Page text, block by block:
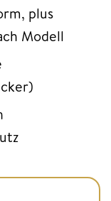
plus
Modell